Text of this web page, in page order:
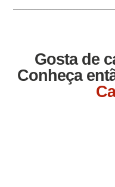
Gosta de
Conheça